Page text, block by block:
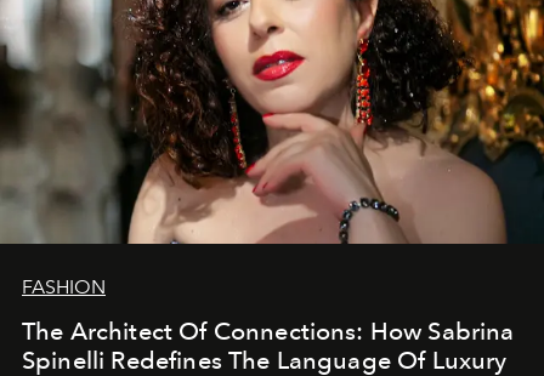
FASHION
The Architect Of Connections: How Sabrina
Spinelli Redefines The Language Of Luxury